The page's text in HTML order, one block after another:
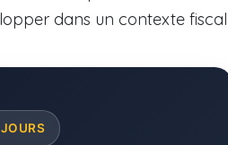
dans un contexte fiscal